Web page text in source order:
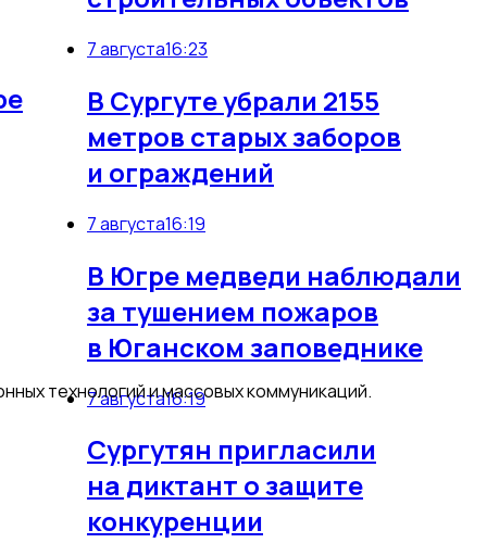
7 августа16:23
В Сургуте убрали 2155
метров старых заборов
и ограждений
7 августа16:19
В Югре медведи наблюдали
за тушением пожаров
в Юганском заповеднике
7 августа16:19
Сургутян пригласили
на диктант о защите
конкуренции
технологий и массовых коммуникаций.